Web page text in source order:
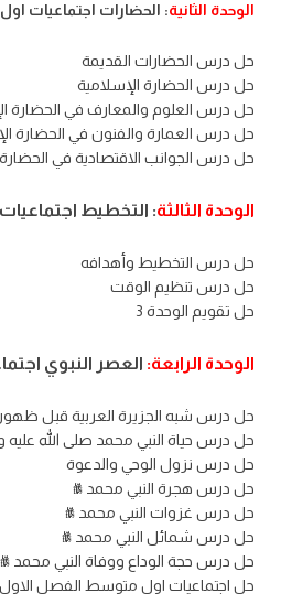
الوحدة الثانية: الحضارات اجتماعيات
حل درس الحضارات القديمة
حل درس الحضارة الإسلامية
حل درس العلوم والمعارف في الحضارة
حل درس العمارة والفنون في الحضارة
حل درس الجوانب الاقتصادية في
الوحدة الثالثة: التخطيط
حل درس التخطيط وأهدافه
حل درس تنظيم الوقت
حل تقويم الوحدة 3
الوحدة الرابعة: العصر النبوي
حل درس شبه الجزيرة العربية قبل
حل درس حياة النبي محمد صلى الله عليه
حل درس نزول الوحي والدعوة
حل درس هجرة النبي محمد ﷺ
حل درس غزوات النبي محمد ﷺ
حل درس شمائل النبي محمد ﷺ
حل درس حجة الوداع ووفاة النبي محمد ﷺ
حل اجتماعيات اول متوسط الفصل الاول